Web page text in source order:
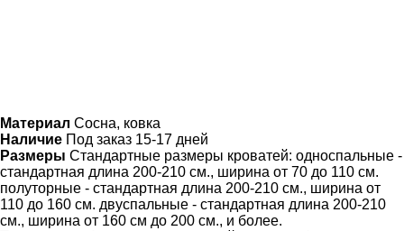
Материал Сосна, ковка
Наличие Под заказ 15-17 дней
Размеры Стандартные размеры кроватей: односпальные -
стандартная длина 200-210 см., ширина от 70 до 110 см.
полуторные - стандартная длина 200-210 см., ширина от
110 до 160 см. двуспальные - стандартная длина 200-210
см., ширина от 160 см до 200 см., и более.